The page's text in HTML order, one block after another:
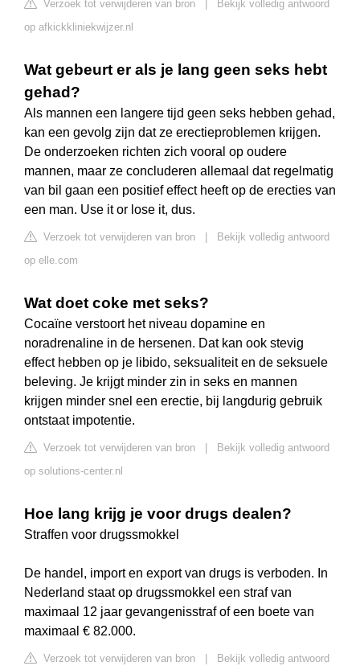
Verzoek tot verwijderen van bron
Bekijk volledig antwoord
op afkickkliniekwijzer.nl
Wat gebeurt er als je lang geen seks hebt
gehad?
Als mannen een langere tijd geen seks hebben gehad,
kan een gevolg zijn dat ze erectieproblemen krijgen.
De onderzoeken richten zich vooral op oudere
mannen, maar ze concluderen allemaal dat regelmatig
van bil gaan een positief effect heeft op de erecties van
een man. Use it or lose it, dus.
Verzoek tot verwijderen van bron
Bekijk volledig antwoord
op elle.com
Wat doet coke met seks?
Cocaïne verstoort het niveau dopamine en
noradrenaline in de hersenen. Dat kan ook stevig
effect hebben op je libido, seksualiteit en de seksuele
beleving. Je krijgt minder zin in seks en mannen
krijgen minder snel een erectie, bij langdurig gebruik
ontstaat impotentie.
Verzoek tot verwijderen van bron
Bekijk volledig antwoord
op solutions-center.nl
Hoe lang krijg je voor drugs dealen?
Straffen voor drugssmokkel
De handel, import en export van drugs is verboden. In
Nederland staat op drugssmokkel een straf van
maximaal 12 jaar gevangenisstraf of een boete van
maximaal € 82.000.
Verzoek tot verwijderen van bron Bekijk volledig antwoord